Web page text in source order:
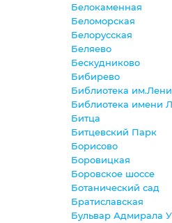
Белокаменная
Беломорская
Белорусская
Беляево
Бескудниково
Бибирево
Библиотека
Библиотека имени
Битца
Битцевский Парк
Борисово
Боровицкая
Боровское шоссе
Ботанический сад
Братиславская
Бульвар Адмирала